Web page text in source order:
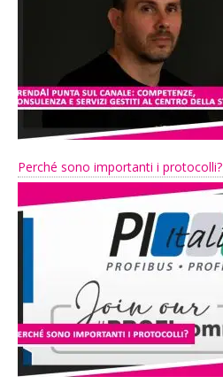
Perché sono importanti i protocolli?